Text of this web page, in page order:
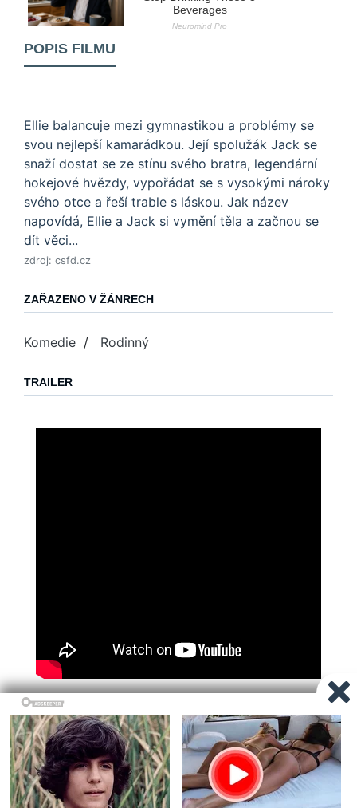
POPIS FILMU
Ellie balancuje mezi gymnastikou a problémy se
svou nejlepší kamarádkou. Její spolužák Jack se
snaží dostat se ze stínu svého bratra, legendární
hokejové hvězdy, vypořádat se s vysokými nároky
svého otce a řeší trable s láskou. Jak název
napovídá, Ellie a Jack si vymění těla a začnou se
dít věci...
zdroj: csfd.cz
ZAŘAZENO V ŽÁNRECH
Komedie / Rodinný
TRAILER